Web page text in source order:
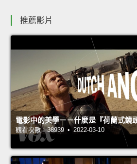
推薦影片
電影中的美學－－什麼是『荷蘭式鏡
觀看次數：38939 • 2022-03-10